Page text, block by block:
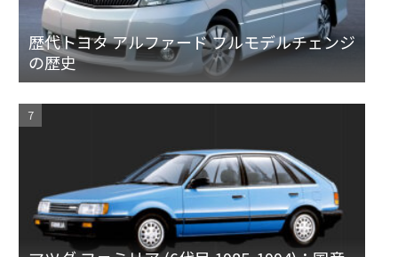
歴代トヨタ アルファード フルモデルチェンジ
の歴史